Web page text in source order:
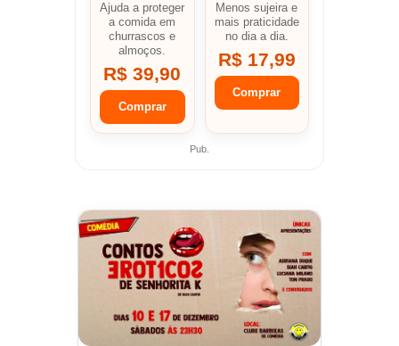
Ajuda a proteger
a comida em
churrascos e
almoços.
R$ 39,90
Comprar
Menos sujeira e
mais praticidade
no dia a dia.
R$ 17,99
Comprar
Pub.